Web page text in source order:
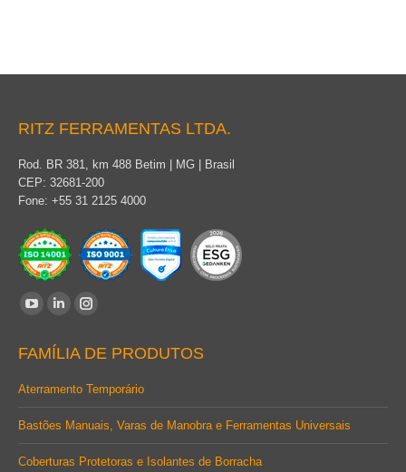
RITZ FERRAMENTAS LTDA.
Rod. BR 381, km 488 Betim | MG | Brasil
CEP: 32681-200
Fone: +55 31 2125 4000
Encontre-nos em:
opens
in
window
Linkedin
opens
in
window
Instagram
opens
in
window
FAMÍLIA DE PRODUTOS
Aterramento Temporário
Bastões Manuais, Varas de Manobra e Ferramentas Universais
Coberturas Protetoras e Isolantes de Borracha